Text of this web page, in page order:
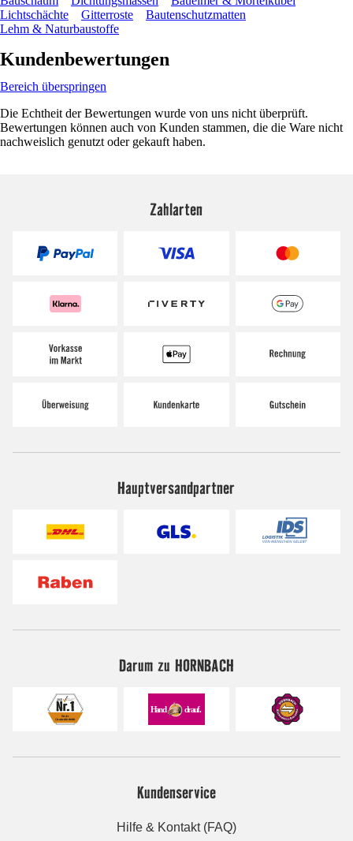
Lichtschächte
Gitterroste
Bautenschutzmatten
Lehm & Naturbaustoffe
Kundenbewertungen
Bereich überspringen
Die Echtheit der Bewertungen wurde von uns nicht überprüft.
Bewertungen können auch von Kunden stammen, die die Ware nicht
nachweislich genutzt oder gekauft haben.
Zahlarten
Hauptversandpartner
Darum zu HORNBACH
Kundenservice
Hilfe & Kontakt (FAQ)